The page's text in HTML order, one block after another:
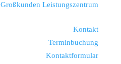
Großkunden Leistungszentrum
Kontakt
Terminbuchung
Kontaktformular